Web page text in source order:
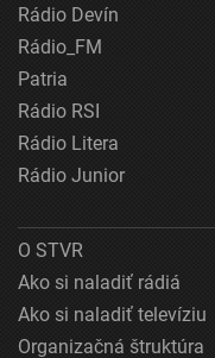
Rádio Devín
Rádio_FM
Patria
Rádio RSI
Rádio Litera
Rádio Junior
O STVR
Ako si naladiť rádiá
Ako si naladiť televíziu
Organizačná štruktúra